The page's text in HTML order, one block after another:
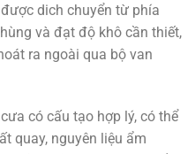
dich chuyển từ phía
và đạt độ khô cần thiết,
ra ngoài qua bộ van
có cấu tạo hợp lý, có thể
quay, nguyên liệu ẩm